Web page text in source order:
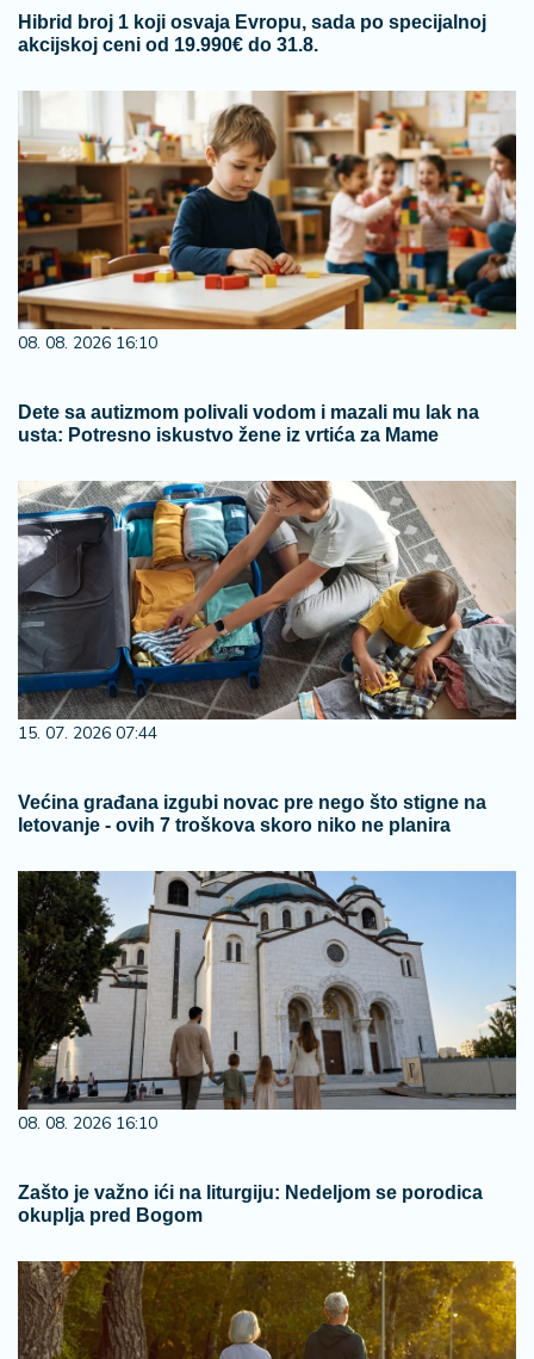
Hibrid broj 1 koji osvaja Evropu, sada po specijalnoj
akcijskoj ceni od 19.990€ do 31.8.
08. 08. 2026 16:10
Dete sa autizmom polivali vodom i mazali mu lak na
usta: Potresno iskustvo žene iz vrtića za Mame
15. 07. 2026 07:44
Većina građana izgubi novac pre nego što stigne na
letovanje - ovih 7 troškova skoro niko ne planira
08. 08. 2026 16:10
Zašto je važno ići na liturgiju: Nedeljom se porodica
okuplja pred Bogom